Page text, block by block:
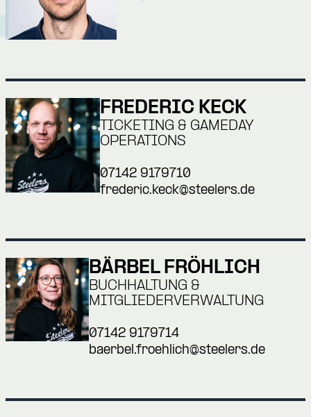
FREDERIC KECK
TICKETING & GAMEDAY
OPERATIONS
07142 9179710
frederic.keck@steelers.de
BÄRBEL FRÖHLICH
BUCHHALTUNG &
MITGLIEDERVERWALTUNG
07142 9179714
baerbel.froehlich@steelers.de